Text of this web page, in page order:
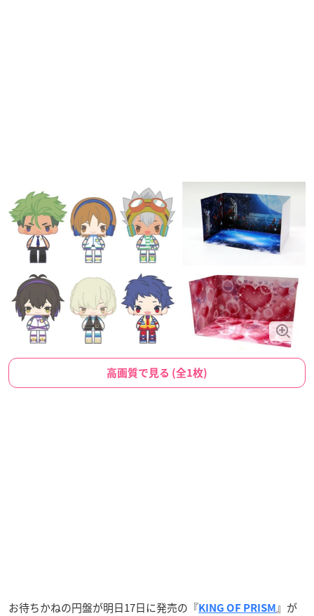
高画質で見る (全1枚)
お待ちかねの円盤が明日17日に発売の『KING OF PRISM』が